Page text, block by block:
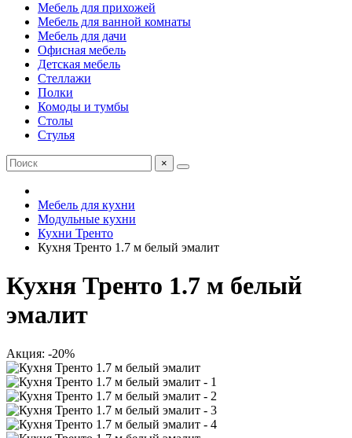
Мебель для прихожей
Мебель для ванной комнаты
Мебель для дачи
Офисная мебель
Детская мебель
Стеллажи
Полки
Комоды и тумбы
Столы
Стулья
×
Мебель для кухни
Модульные кухни
Кухни Тренто
Кухня Тренто 1.7 м белый эмалит
Кухня Тренто 1.7 м белый
эмалит
Акция: -20%